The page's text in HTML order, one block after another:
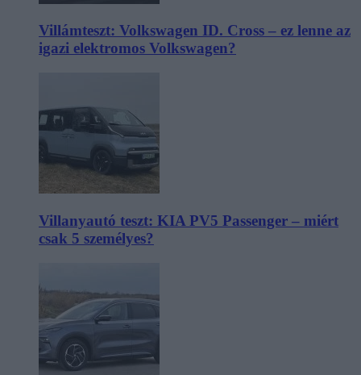
Villámteszt: Volkswagen ID. Cross – ez lenne az
igazi elektromos Volkswagen?
Villanyautó teszt: KIA PV5 Passenger – miért
csak 5 személyes?